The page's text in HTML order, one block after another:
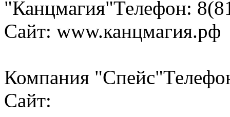
"Канцмагия"Телефон:
Сайт: www.канцмагия.рф
Компания "Спейс"
Сайт: